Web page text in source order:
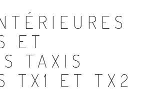
ET
TAXIS
TX1 ET TX2